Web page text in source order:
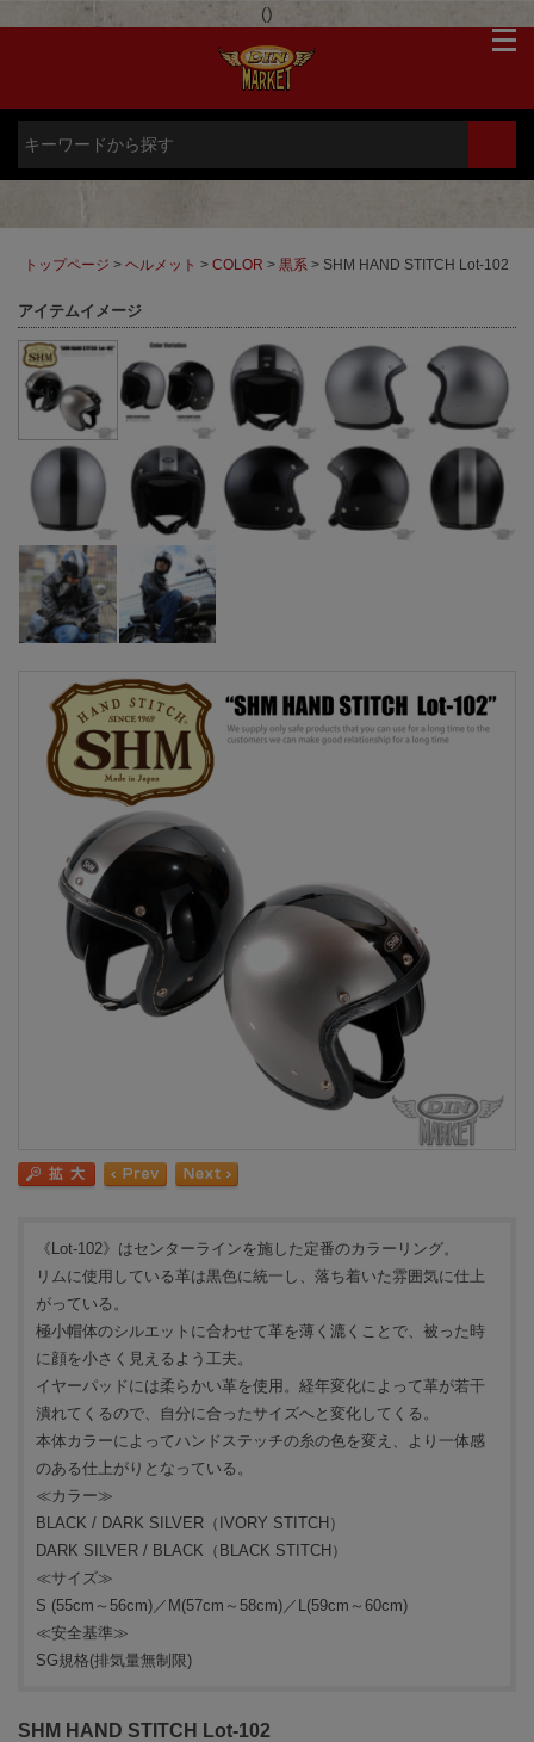
()
トップページ > ヘルメット > COLOR > 黒系 > SHM HAND STITCH Lot-102
アイテムイメージ
《Lot-102》はセンターラインを施した定番のカラーリング。
リムに使用している革は黒色に統一し、落ち着いた雰囲気に仕上
がっている。
極小帽体のシルエットに合わせて革を薄く漉くことで、被った時
に顔を小さく見えるよう工夫。
イヤーパッドには柔らかい革を使用。経年変化によって革が若干
潰れてくるので、自分に合ったサイズへと変化してくる。
本体カラーによってハンドステッチの糸の色を変え、より一体感
のある仕上がりとなっている。
≪カラー≫
BLACK / DARK SILVER（IVORY STITCH）
DARK SILVER / BLACK（BLACK STITCH）
≪サイズ≫
S (55cm～56cm)／M(57cm～58cm)／L(59cm～60cm)
≪安全基準≫
SG規格(排気量無制限)
SHM HAND STITCH Lot-102